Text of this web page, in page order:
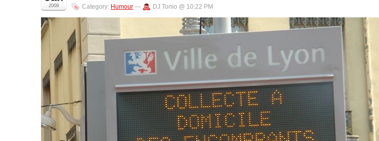
2009 Category: Humour — DJ Tonio @ 10:22 PM